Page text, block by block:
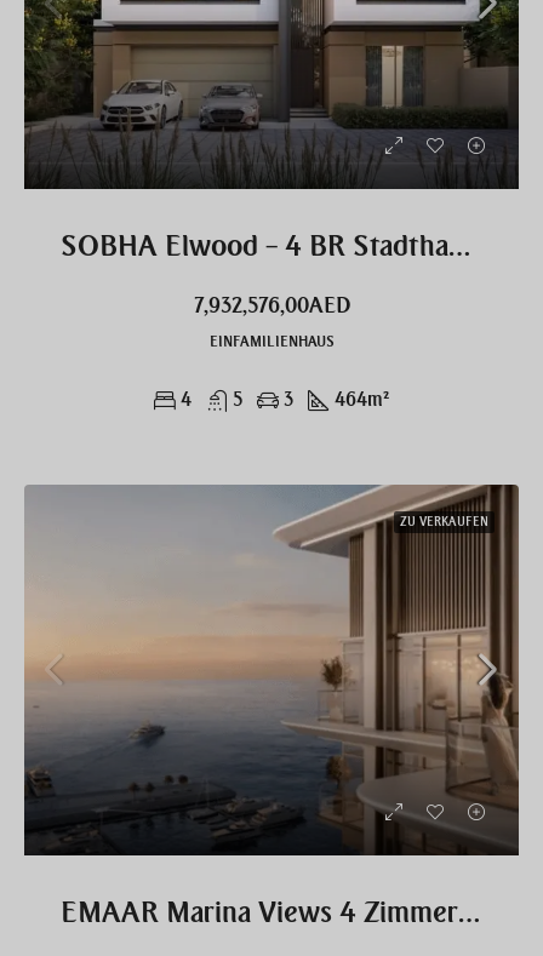
SOBHA Elwood – 4 BR Stadthaus mit Pool exklusiv
7,932,576,00AED
EINFAMILIENHAUS
4 5 3 464m²
ZU VERKAUFEN
EMAAR Marina Views 4 Zimmer Wohnung exklusiv